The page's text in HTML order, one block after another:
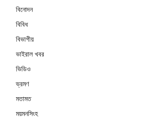
বিনোদন
বিবিধ
বিভাগীয়
ভাইরাল খবর
ভিডিও
ভ্রমণ
মতামত
ময়মনসিংহ